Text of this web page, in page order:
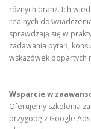
różnych branż. Ich
realnych
sprawdzają się w
zadawania pytań,
wskazówek popartych
Wsparcie w
Oferujemy szkolenia
przygodę z Google